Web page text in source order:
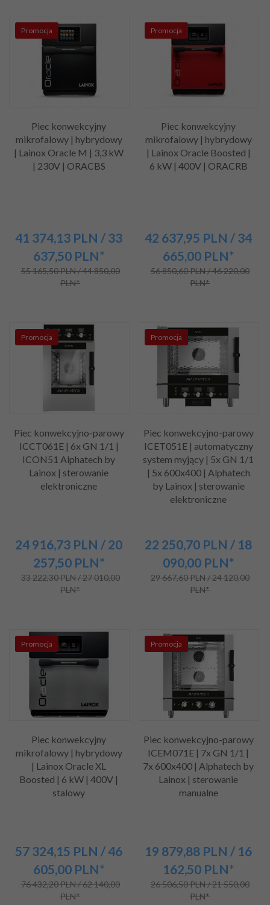
Promocja
Piec konwekcyjny
mikrofalowy | hybrydowy
| Lainox Oracle M | 3,3 kW
| 230V | ORACBS
41 374,13 PLN / 33
637,50 PLN*
55 165,50 PLN / 44 850,00
PLN*
Promocja
Piec konwekcyjny
mikrofalowy | hybrydowy
| Lainox Oracle Boosted |
6 kW | 400V | ORACRB
42 637,95 PLN / 34
665,00 PLN*
56 850,60 PLN / 46 220,00
PLN*
Promocja
Piec konwekcyjno-parowy
ICCT061E | 6x GN 1/1 |
ICON51 Alphatech by
Lainox | sterowanie
elektroniczne
24 916,73 PLN / 20
257,50 PLN*
33 222,30 PLN / 27 010,00
PLN*
Promocja
Piec konwekcyjno-parowy
ICET051E | automatyczny
system myjący | 5x GN 1/1
| 5x 600x400 | Alphatech
by Lainox | sterowanie
elektroniczne
22 250,70 PLN / 18
090,00 PLN*
29 667,60 PLN / 24 120,00
PLN*
Promocja
Piec konwekcyjny
mikrofalowy | hybrydowy
| Lainox Oracle XL
Boosted | 6 kW | 400V |
stalowy
57 324,15 PLN / 46
605,00 PLN*
76 432,20 PLN / 62 140,00
PLN*
Promocja
Piec konwekcyjno-parowy
ICEM071E | 7x GN 1/1 |
7x 600x400 | Alphatech by
Lainox | sterowanie
manualne
19 879,88 PLN / 16
162,50 PLN*
26 506,50 PLN / 21 550,00
PLN*